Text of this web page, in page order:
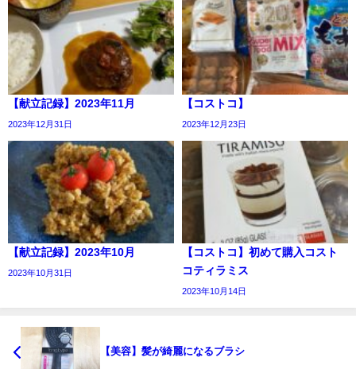
【献立記録】2023年11月
2023年12月31日
【コストコ】
2023年12月23日
【献立記録】2023年10月
2023年10月31日
【コストコ】初めて購入コスト
コティラミス
2023年10月14日
【美容】髪が綺麗になるブラシ